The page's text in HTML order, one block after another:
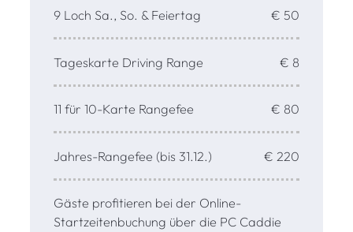
9 Loch Sa., So. & Feiertag € 50
Tageskarte Driving Range € 8
11 für 10-Karte Rangefee € 80
Jahres-Rangefee (bis 31.12.) € 220
Gäste profitieren bei der Online-
Startzeitenbuchung über die PC Caddie